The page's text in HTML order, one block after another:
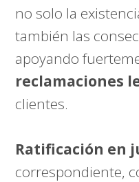
no solo la
también las
apoyando
reclamaciones
clientes.
Ratificación en
correspondiente,